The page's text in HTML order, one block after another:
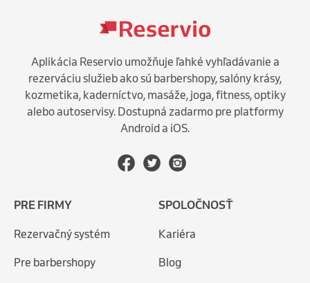
Aplikácia Reservio umožňuje ľahké vyhľadávanie a
rezerváciu služieb ako sú barbershopy, salóny krásy,
kozmetika, kaderníctvo, masáže, joga, fitness, optiky
alebo autoservisy. Dostupná zadarmo pre platformy
Android a iOS.
PRE FIRMY
Rezervačný systém
Pre barbershopy
SPOLOČNOSŤ
Kariéra
Blog